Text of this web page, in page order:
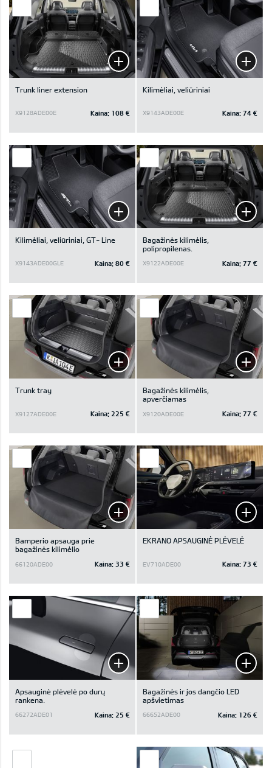
Trunk liner extension
X9128ADE00E Kaina: 108 €
Kilimėliai, veliūriniai
X9143ADE00E Kaina: 74 €
Kilimėliai, veliūriniai, GT- Line
X9143ADE00GLE Kaina: 80 €
Bagažinės kilimėlis,
polipropilenas.
X9122ADE00E Kaina: 77 €
Trunk tray
X9127ADE00E Kaina: 225 €
Bagažinės kilimėlis,
apverčiamas
X9120ADE00E Kaina: 77 €
Bamperio apsauga prie
bagažinės kilimėlio
66120ADE00 Kaina: 33 €
EKRANO APSAUGINĖ PLĖVELĖ
EV710ADE00 Kaina: 73 €
Apsauginė plėvelė po durų
rankena.
66272ADE01 Kaina: 25 €
Bagažinės ir jos dangčio LED
apšvietimas
66652ADE00 Kaina: 126 €